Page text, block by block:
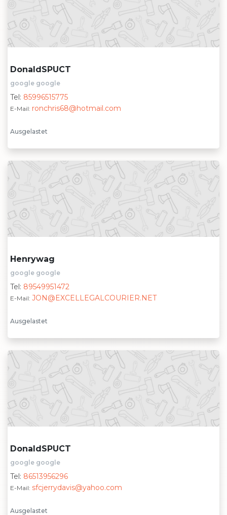
DonaldSPUCT
google google
Tel: 85996515775
E-Mail: ronchris68@hotmail.com
Ausgelastet
Henrywag
google google
Tel: 89549951472
E-Mail: JON@EXCELLEGALCOURIER.NET
Ausgelastet
DonaldSPUCT
google google
Tel: 86513956296
E-Mail: sfcjerrydavis@yahoo.com
Ausgelastet